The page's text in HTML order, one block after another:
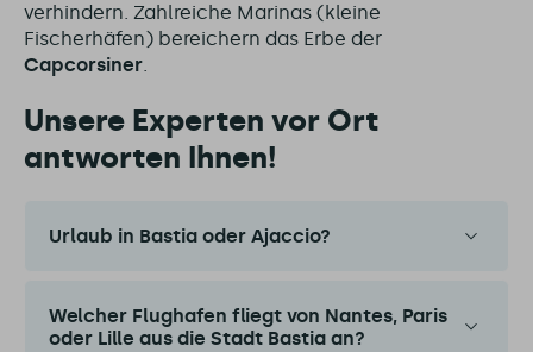
verhindern. Zahlreiche Marinas (kleine
Fischerhäfen) bereichern das Erbe der
Capcorsiner.
Unsere Experten vor Ort
antworten Ihnen!
Urlaub in Bastia oder Ajaccio?
Welcher Flughafen fliegt von Nantes, Paris
oder Lille aus die Stadt Bastia an?